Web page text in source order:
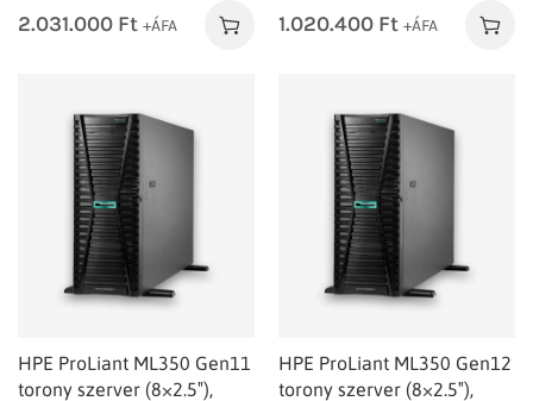
2.031.000 Ft +ÁFA 1.020.400 Ft +ÁFA
HPE ProLiant ML350 Gen11
torony szerver (8×2.5″),
HPE ProLiant ML350 Gen12
torony szerver (8×2.5″),